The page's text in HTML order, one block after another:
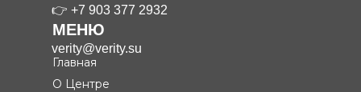
МЕНЮ
👉 +7 903 377 2932
verity@verity.su
Главная
О Центре